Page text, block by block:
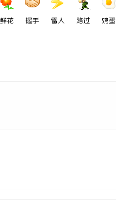
鲜花 握手 雷人 路过 鸡蛋